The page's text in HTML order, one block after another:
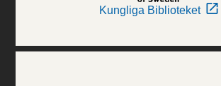
Kungliga Biblioteket